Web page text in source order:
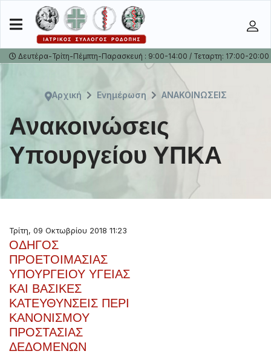
Δευτέρα-Τρίτη-Πέμπτη-Παρασκευή : 9:00-14:00 / Τεταρτη: 17:00-20:00
Ανακοινώσεις
Υπουργείου ΥΠΚΑ
Αρχική Ενημέρωση ΑΝΑΚΟΙΝΩΣΕΙΣ
Τρίτη, 09 Οκτωβρίου 2018 11:23
ΟΔΗΓΟΣ
ΠΡΟΕΤΟΙΜΑΣΙΑΣ
ΥΠΟΥΡΓΕΙΟΥ ΥΓΕΙΑΣ
ΚΑΙ ΒΑΣΙΚΕΣ
ΚΑΤΕΥΘΥΝΣΕΙΣ ΠΕΡΙ
ΚΑΝΟΝΙΣΜΟΥ
ΠΡΟΣΤΑΣΙΑΣ
ΔΕΔΟΜΕΝΩΝ